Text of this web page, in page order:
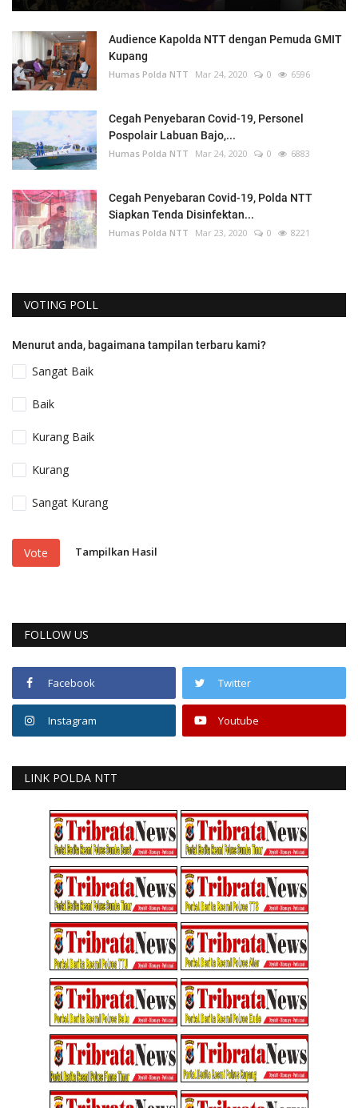
Audience Kapolda NTT dengan Pemuda GMIT
Kupang
Humas Polda NTT Mar 24, 2020 0 6596
Cegah Penyebaran Covid-19, Personel
Pospolair Labuan Bajo,...
Humas Polda NTT Mar 24, 2020 0 6883
Cegah Penyebaran Covid-19, Polda NTT
Siapkan Tenda Disinfektan...
Humas Polda NTT Mar 23, 2020 0 8221
VOTING POLL
Menurut anda, bagaimana tampilan terbaru kami?
Sangat Baik
Baik
Kurang Baik
Kurang
Sangat Kurang
Vote Tampilkan Hasil
FOLLOW US
Facebook Twitter
Instagram Youtube
LINK POLDA NTT